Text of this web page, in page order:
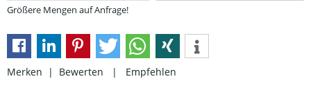
Größere Mengen auf Anfrage!
Merken | Bewerten | Empfehlen